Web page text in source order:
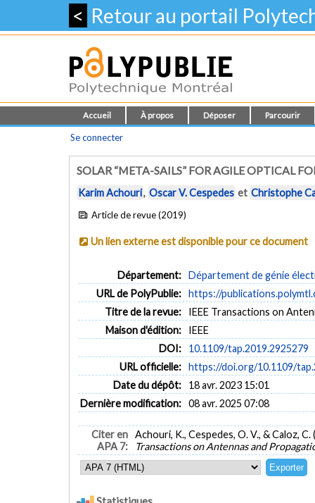
< Retour au portail
Accueil À propos Déposer Parcourir
Se connecter
SOLAR “META-SAILS” FOR AGILE OPTICAL
Karim Achouri, Oscar V. Cespedes et Christophe
Article de revue (2019)
Un lien externe est disponible pour ce document
Département: Département de génie
URL de PolyPublie: https://
Titre de la revue:
IEEE Transactions on
Maison d'édition:
IEEE
DOI:
10.1109/tap.2019.2925279
URL officielle: https://doi.org/10.1109/
Date du dépôt:
18 avr. 2023 15:01
Dernière modification: 08 avr. 2025 07:08
Citer en
APA 7:
Achouri, K., Cespedes, O. V., & Caloz,
Transactions on Antennas and